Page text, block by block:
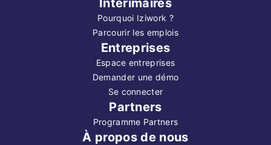
Intérimaires
Pourquoi Iziwork ?
Parcourir les emplois
Entreprises
Espace entreprises
Demander une démo
Se connecter
Partners
Programme Partners
À propos de nous